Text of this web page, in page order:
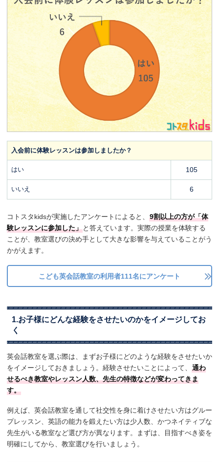
入会前に体験レッスンは参加しましたか？
はい 105
いいえ 6
コトスタkidsが実施したアンケートによると、 9割以上の方が「体
験レッスンに参加した」と答えています。実際の授業を体験する
ことが、教室選びの決め手として大きな影響を与えていることがう
かがえます。
こども英会話教室の利用者111名にアンケート
1.お子様にどんな経験をさせたいのかをイメージしてお
く
英会話教室を選ぶ際は、まずお子様にどのような経験をさせたいか
をイメージしておきましょう。経験させたいことによって、 通わ
せるべき教室やレッスン人数、先生の特徴などが変わってきま
す。
例えば、英会話教室を通して社交性を身に着けさせたい方はグルー
プレッスン、英語の能力を鍛えたい方は少人数、かつネイティブな
先生がいる教室など選び方が異なります。まずは、目指すべき姿を
明確にしてから、教室選びを行いましょう。